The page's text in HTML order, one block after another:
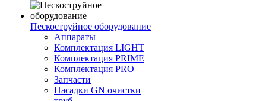
Пескоструйное оборудование
Аппараты
Комплектация LIGHT
Комплектация PRIME
Комплектация PRO
Запчасти
Насадки GN очистки